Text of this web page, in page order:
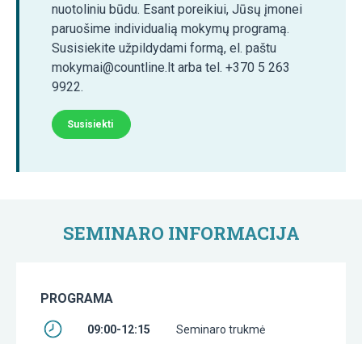
nuotoliniu būdu. Esant poreikiui, Jūsų įmonei
paruošime individualią mokymų programą.
Susisiekite užpildydami formą, el. paštu
mokymai@countline.lt arba tel. +370 5 263
9922.
Susisiekti
SEMINARO INFORMACIJA
PROGRAMA
09:00-12:15 Seminaro trukmė